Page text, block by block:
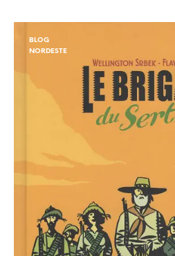
BLOG
NORDESTE